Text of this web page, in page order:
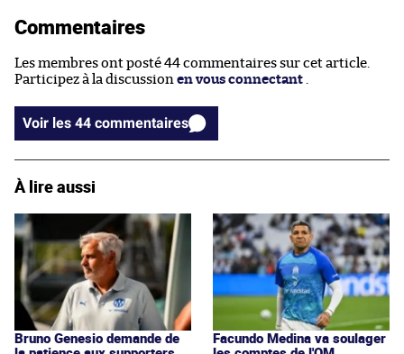
Commentaires
Les membres ont posté 44 commentaires sur cet article.
Participez à la discussion en vous connectant .
Voir les 44 commentaires
À lire aussi
Bruno Genesio demande de
Facundo Medina va soulager